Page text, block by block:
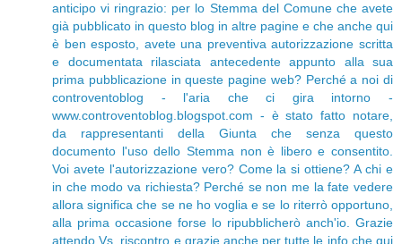
anticipo vi ringrazio: per lo Stemma del Comune che avete
già pubblicato in questo blog in altre pagine e che anche qui
è ben esposto, avete una preventiva autorizzazione scritta
e documentata rilasciata antecedente appunto alla sua
prima pubblicazione in queste pagine web? Perché a noi di
controventoblog - l'aria che ci gira intorno -
www.controventoblog.blogspot.com - è stato fatto notare,
da rappresentanti della Giunta che senza questo
documento l'uso dello Stemma non è libero e consentito.
Voi avete l'autorizzazione vero? Come la si ottiene? A chi e
in che modo va richiesta? Perché se non me la fate vedere
allora significa che se ne ho voglia e se lo riterrò opportuno,
alla prima occasione forse lo ripubblicherò anch'io. Grazie
attendo Vs. riscontro e grazie anche per tutte le info che qui